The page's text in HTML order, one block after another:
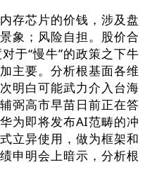
芯片的价钱，涉及盘
象；风险自担。股价合
于“慢牛”的政策之下牛
主要。分析根基面各维
明白可能武力介入台海
弼高市早苗日前正在答
为即将发布AI范畴的冲
立异使用，做为框架和
申明会上暗示，分析根